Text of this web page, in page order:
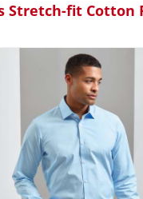
Stretch-fit Cotton